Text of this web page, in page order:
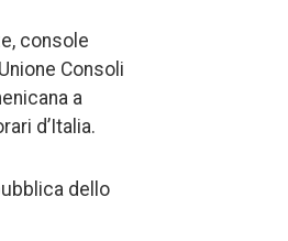
console
Consoli
a
d’Italia.
dello